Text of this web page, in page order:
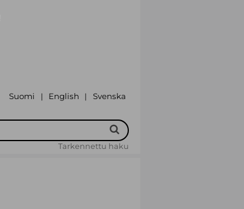
Suomi | English | Svenska
Tarkennettu haku